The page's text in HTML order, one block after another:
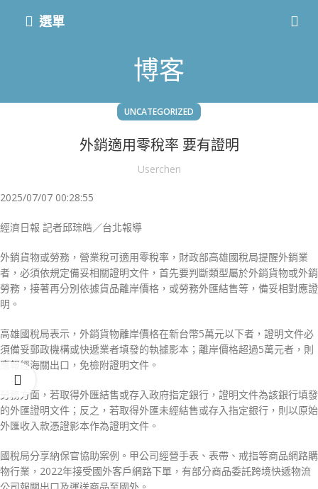
選單
博客
UNCATEGORIZED
外銷適用零稅率 要有證明
Userchen
2025/07/07 00:28:55
經濟日報 記者邱琮皓／台北報導
外銷貨物或勞務，營業稅可適用零稅率，財政部高雄國稅局提醒外銷業
者，必須依規定備妥相關證明文件，首先要判斷類型屬於外銷貨物或外銷
勞務，接著再分別依據貨品離岸價格，或勞務外匯結售等，備妥相對應證
明。
高雄國稅局表示，外銷貨物離岸價格在新台幣5萬元以下者，證明文件必
須備妥郵政機構或快遞業者填發的執據影本；離岸價格超過5萬元者，則
應報經海關出口，免檢附證明文件。
勞務方面，若取得外匯結售或存入政府指定銀行，證明文件為該銀行填發
的外匯證明文件；反之，若取得外匯未經結售或存入指定銀行，則以原始
外匯收入款憑證影本作為證明文件。
國稅局分享納保官協助案例。甲公司經營手表、表帶、戒指等商品網路購
物行業，2022年接受國外客戶網路下單，有部分商品委託跨境快遞物流